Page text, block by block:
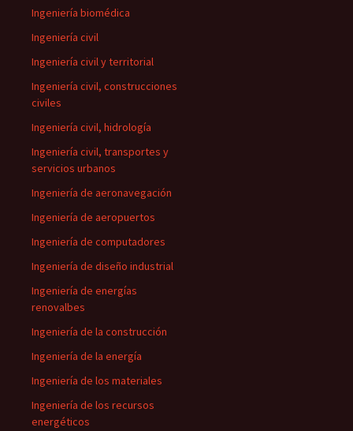
Ingeniería biomédica
Ingeniería civil
Ingeniería civil y territorial
Ingeniería civil, construcciones
civiles
Ingeniería civil, hidrología
Ingeniería civil, transportes y
servicios urbanos
Ingeniería de aeronavegación
Ingeniería de aeropuertos
Ingeniería de computadores
Ingeniería de diseño industrial
Ingeniería de energías
renovalbes
Ingeniería de la construcción
Ingeniería de la energía
Ingeniería de los materiales
Ingeniería de los recursos
energéticos